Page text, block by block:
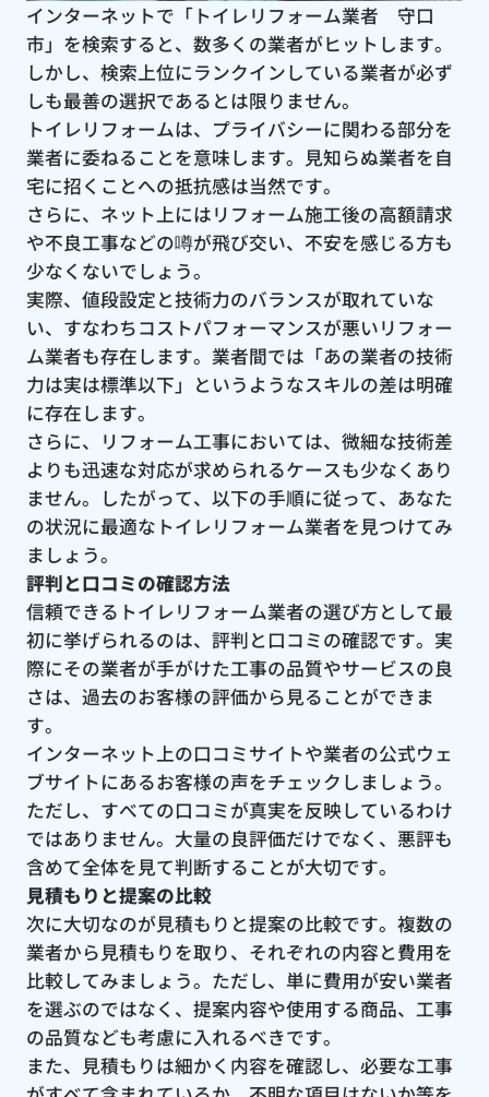
インターネットで「トイレリフォーム業者 守口
市」を検索すると、数多くの業者がヒットします。
しかし、検索上位にランクインしている業者が必ず
しも最善の選択であるとは限りません。
トイレリフォームは、プライバシーに関わる部分を
業者に委ねることを意味します。見知らぬ業者を自
宅に招くことへの抵抗感は当然です。
さらに、ネット上にはリフォーム施工後の高額請求
や不良工事などの噂が飛び交い、不安を感じる方も
少なくないでしょう。
実際、値段設定と技術力のバランスが取れていな
い、すなわちコストパフォーマンスが悪いリフォー
ム業者も存在します。業者間では「あの業者の技術
力は実は標準以下」というようなスキルの差は明確
に存在します。
さらに、リフォーム工事においては、微細な技術差
よりも迅速な対応が求められるケースも少なくあり
ません。したがって、以下の手順に従って、あなた
の状況に最適なトイレリフォーム業者を見つけてみ
ましょう。
評判と口コミの確認方法
信頼できるトイレリフォーム業者の選び方として最
初に挙げられるのは、評判と口コミの確認です。実
際にその業者が手がけた工事の品質やサービスの良
さは、過去のお客様の評価から見ることができま
す。
インターネット上の口コミサイトや業者の公式ウェ
ブサイトにあるお客様の声をチェックしましょう。
ただし、すべての口コミが真実を反映しているわけ
ではありません。大量の良評価だけでなく、悪評も
含めて全体を見て判断することが大切です。
見積もりと提案の比較
次に大切なのが見積もりと提案の比較です。複数の
業者から見積もりを取り、それぞれの内容と費用を
比較してみましょう。ただし、単に費用が安い業者
を選ぶのではなく、提案内容や使用する商品、工事
の品質なども考慮に入れるべきです。
また、見積もりは細かく内容を確認し、必要な工事